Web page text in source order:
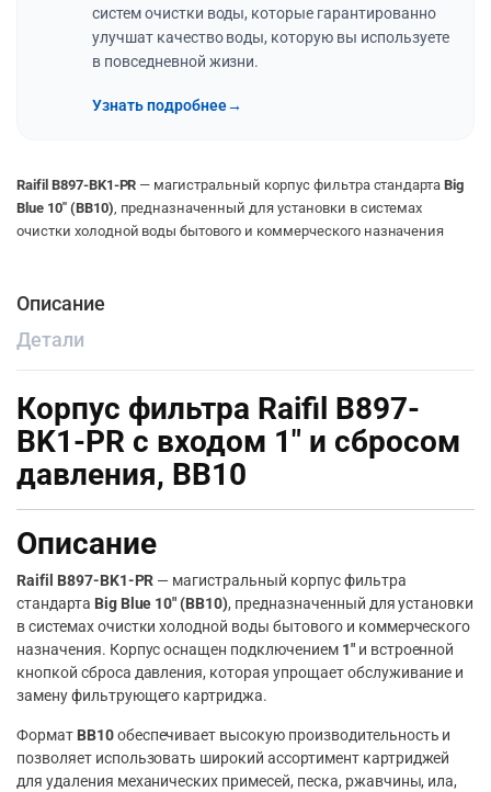
систем очистки воды, которые гарантированно
улучшат качество воды, которую вы используете
в повседневной жизни.
Узнать подробнее→
Raifil B897-BK1-PR — магистральный корпус фильтра стандартаBig
Blue 10″ (BB10), предназначенный для установки в системах
очистки холодной воды бытового и коммерческого назначения
Описание
Детали
Корпус фильтра Raifil B897-
BK1-PR с входом 1″ и сбросом
давления, BB10
Описание
Raifil B897-BK1-PR — магистральный корпус фильтра
стандарта Big Blue 10″ (BB10), предназначенный для установки
в системах очистки холодной воды бытового и коммерческого
назначения. Корпус оснащен подключением 1″и встроенной
кнопкой сброса давления, которая упрощает обслуживание и
замену фильтрующего картриджа.
Формат BB10обеспечивает высокую производительность и
позволяет использовать широкий ассортимент картриджей
для удаления механических примесей, песка, ржавчины, ила,